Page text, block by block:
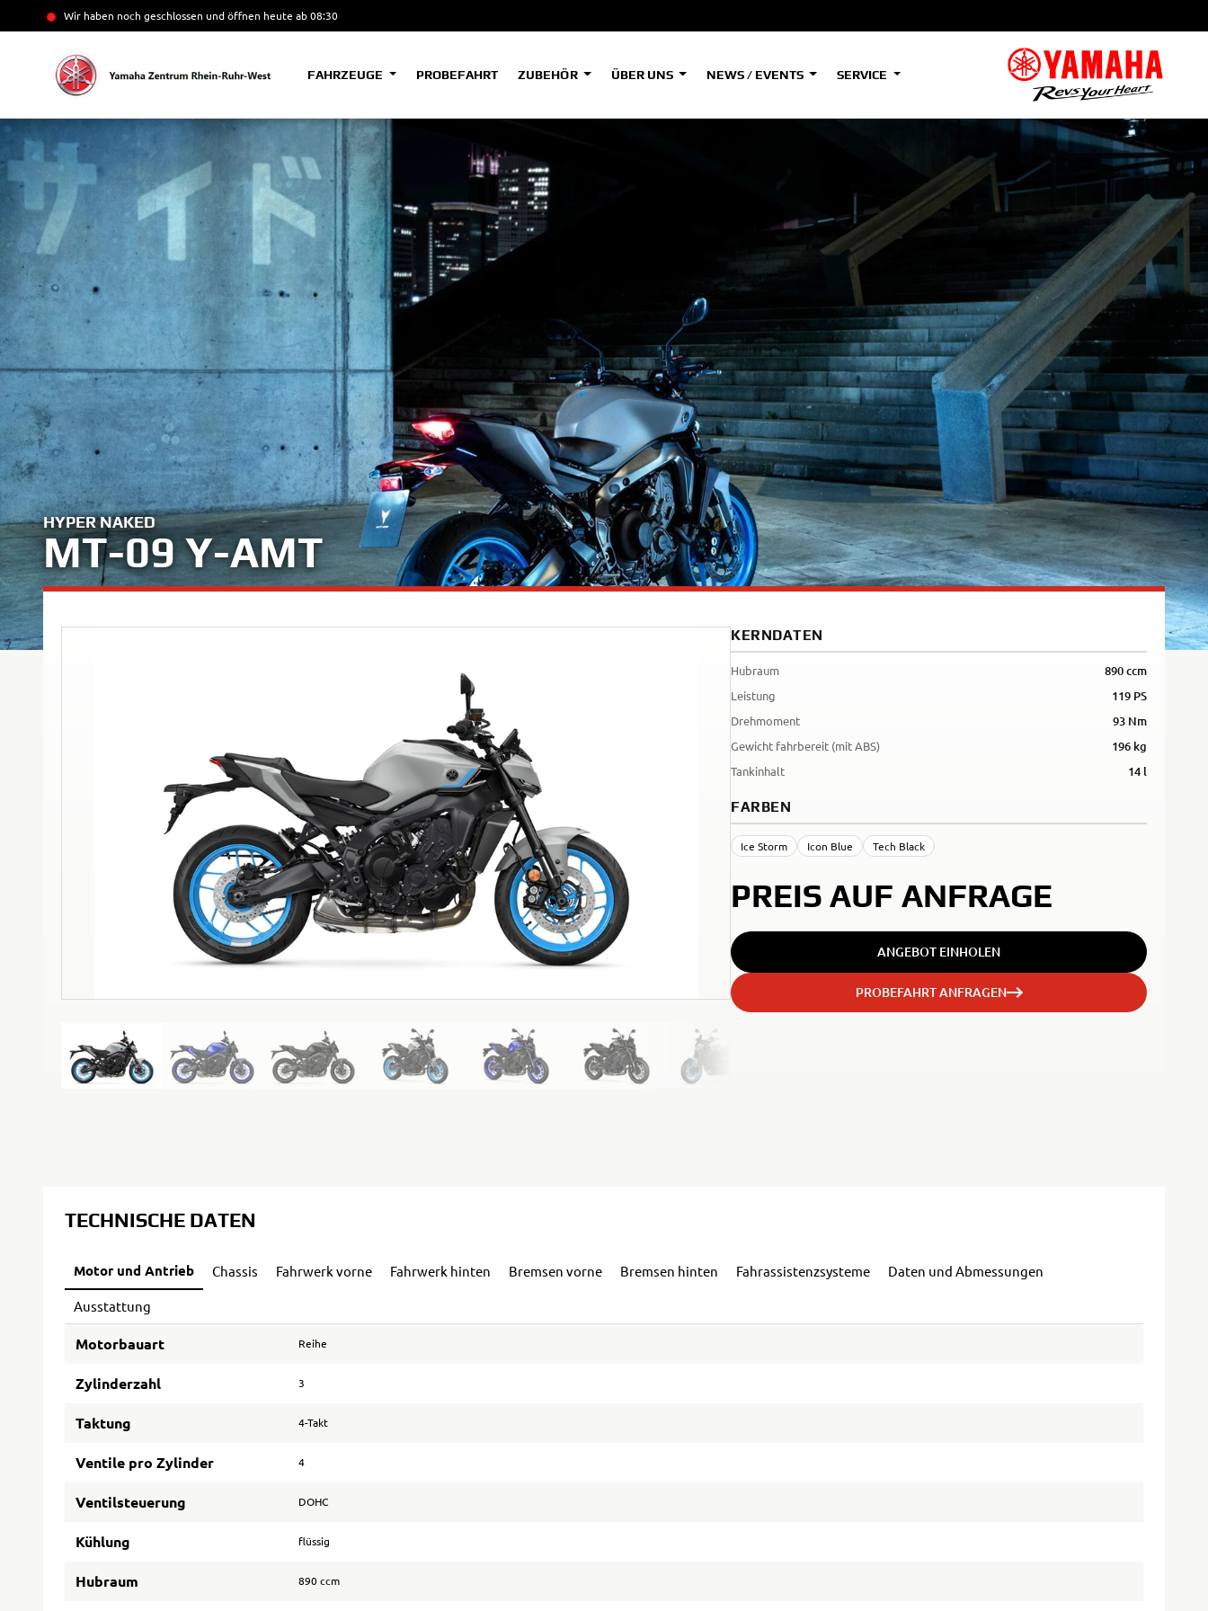
Wir haben noch geschlossen und öffnen heute ab 08:30
FAHRZEUGE
SPORT HERITAGE
SPORT TOURING
700
35kW
700
35kW
Rally
A2
Tenere
700
Rally
35kW
A
Tenere
700
World
Raid
A1
WR125R
PROBEFAHRT ZUBEHÖR ÜBER UNS NEWS / EVENTS SERVICE
HYPER NAKED
MT-09 Y-AMT
KERNDATEN
Hubraum 890 ccm
Leistung 119 PS
Drehmoment 93 Nm
Gewicht fahrbereit (mit ABS) 196 kg
Tankinhalt 14 l
FARBEN
Ice Storm Icon Blue Tech Black
PREIS AUF ANFRAGE
ANGEBOT EINHOLEN
PROBEFAHRT ANFRAGEN
TECHNISCHE DATEN
Motor und Antrieb Chassis Fahrwerk vorne Fahrwerk hinten Bremsen vorne Bremsen hinten Fahrassistenzsysteme Daten und Abmessungen
Ausstattung
Motorbauart Reihe
Zylinderzahl 3
Taktung 4-Takt
Ventile pro Zylinder 4
Ventilsteuerung DOHC
Kühlung flüssig
Hubraum 890 ccm